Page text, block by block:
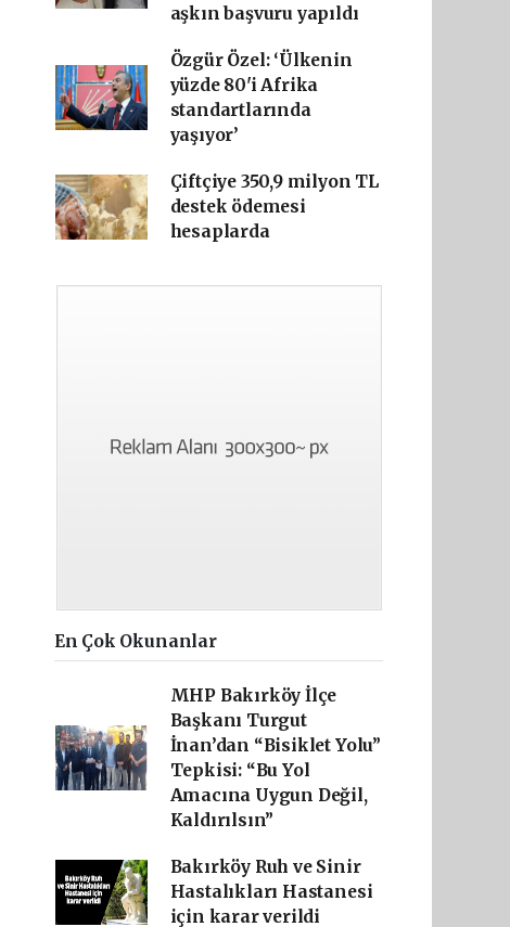
aşkın başvuru yapıldı
Özgür Özel: ‘Ülkenin
yüzde 80'i Afrika
standartlarında
yaşıyor’
Çiftçiye 350,9 milyon TL
destek ödemesi
hesaplarda
En Çok Okunanlar
MHP Bakırköy İlçe
Başkanı Turgut
İnan’dan “Bisiklet Yolu”
Tepkisi: “Bu Yol
Amacına Uygun Değil,
Kaldırılsın”
Bakırköy Ruh ve Sinir
Hastalıkları Hastanesi
için karar verildi